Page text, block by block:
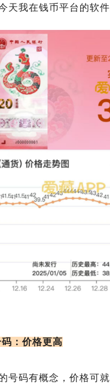
天我在钱币平台的软
：价格更高
号码有概念，价格可就